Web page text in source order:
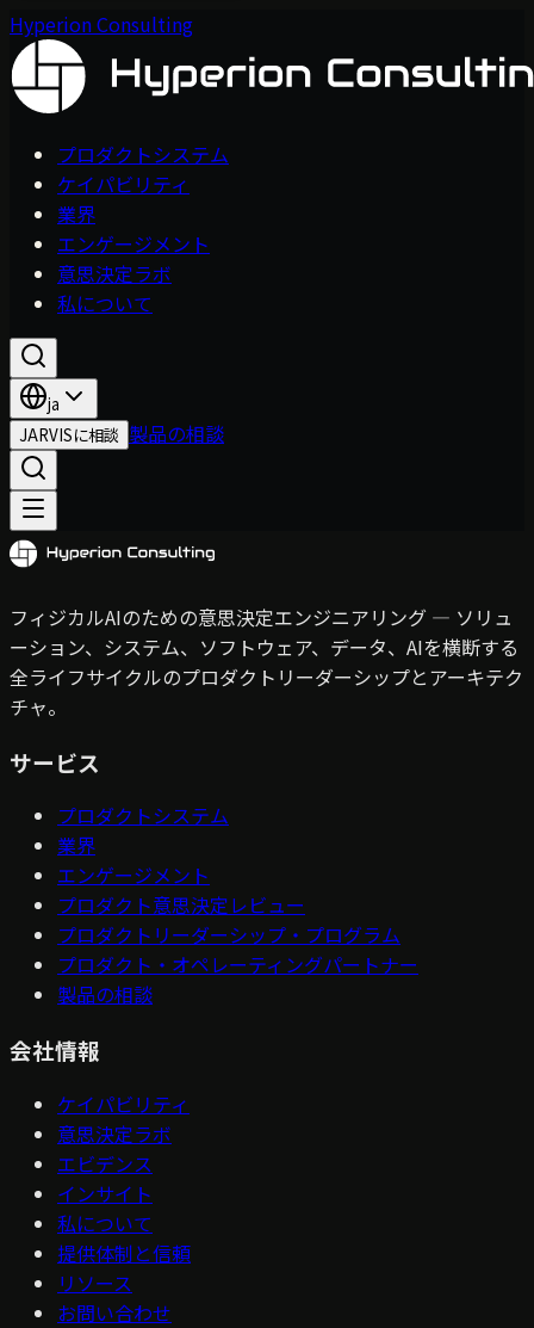
Hyperion Consulting
プロダクトシステム
ケイパビリティ
業界
エンゲージメント
意思決定ラボ
私について
ja
JARVISに相談 製品の相談
フィジカルAIのための意思決定エンジニアリング — ソリュ
ーション、システム、ソフトウェア、データ、AIを横断する
全ライフサイクルのプロダクトリーダーシップとアーキテク
チャ。
サービス
プロダクトシステム
業界
エンゲージメント
プロダクト意思決定レビュー
プロダクトリーダーシップ・プログラム
プロダクト・オペレーティングパートナー
製品の相談
会社情報
ケイパビリティ
意思決定ラボ
エビデンス
インサイト
私について
提供体制と信頼
リソース
お問い合わせ